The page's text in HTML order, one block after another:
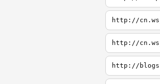
http://
http://
http://